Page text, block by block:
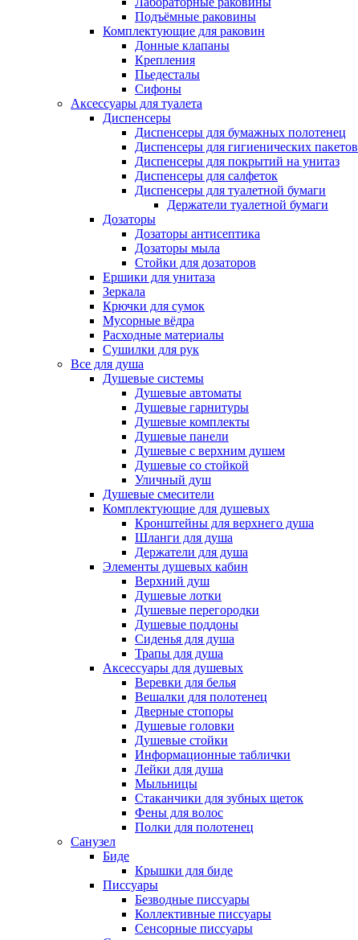
Подъёмные раковины
Комплектующие для раковин
Донные клапаны
Крепления
Пьедесталы
Сифоны
Аксессуары для туалета
Диспенсеры
Диспенсеры для бумажных полотенец
Диспенсеры для гигиенических пакетов
Диспенсеры для покрытий на унитаз
Диспенсеры для салфеток
Диспенсеры для туалетной бумаги
Держатели туалетной бумаги
Дозаторы
Дозаторы антисептика
Дозаторы мыла
Стойки для дозаторов
Ершики для унитаза
Зеркала
Крючки для сумок
Мусорные вёдра
Расходные материалы
Сушилки для рук
Все для душа
Душевые системы
Душевые автоматы
Душевые гарнитуры
Душевые комплекты
Душевые панели
Душевые с верхним душем
Душевые со стойкой
Уличный душ
Душевые смесители
Комплектующие для душевых
Кронштейны для верхнего душа
Шланги для душа
Держатели для душа
Элементы душевых кабин
Верхний душ
Душевые лотки
Душевые перегородки
Душевые поддоны
Сиденья для душа
Трапы для душа
Аксессуары для душевых
Веревки для белья
Вешалки для полотенец
Дверные стопоры
Душевые головки
Душевые стойки
Информационные таблички
Лейки для душа
Мыльницы
Стаканчики для зубных щеток
Фены для волос
Полки для полотенец
Санузел
Биде
Крышки для биде
Писсуары
Безводные писсуары
Коллективные писсуары
Сенсорные писсуары